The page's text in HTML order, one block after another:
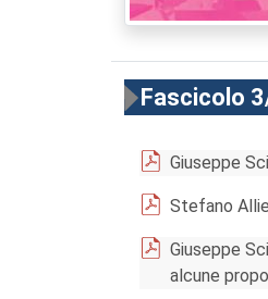
Fascicolo
Giuseppe
Stefano
Giuseppe
alcune